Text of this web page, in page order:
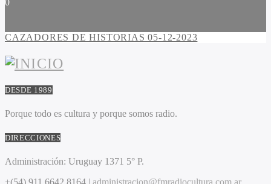
0
CAZADORES DE HISTORIAS 05-12-2023
DESDE 1989
Porque todo es cultura y porque somos radio.
DIRECCIONES
Administración: Uruguay 1371 5° P.
+(54) 911 6642 8164 | administracion@fmradiocultura.com.ar